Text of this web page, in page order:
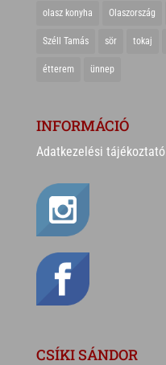
olasz konyha Olaszország
Széll Tamás sör tokaj
étterem ünnep
INFORMÁCIÓ
Adatkezelési tájékoztató
CSÍKI SÁNDOR